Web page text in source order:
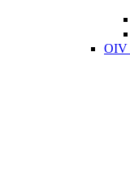
OIV